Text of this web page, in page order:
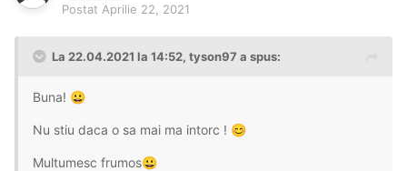
Postat Aprilie 22, 2021
La 22.04.2021 la 14:52, tyson97 a spus:
Buna! 😀
Nu stiu daca o sa mai ma intorc ! 😊
Multumesc frumos😀